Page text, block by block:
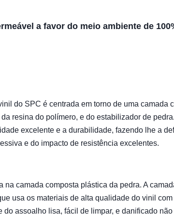
a favor do meio ambiente de
do SPC é centrada em torno de uma camada
resina do polímero, e do estabilizador de
excelente e a durabilidade, fazendo lhe a
e do impacto de resistência excelentes.
camada composta plástica da pedra. A
usa os materiais de alta qualidade do vinil
assoalho lisa, fácil de limpar, e danificado